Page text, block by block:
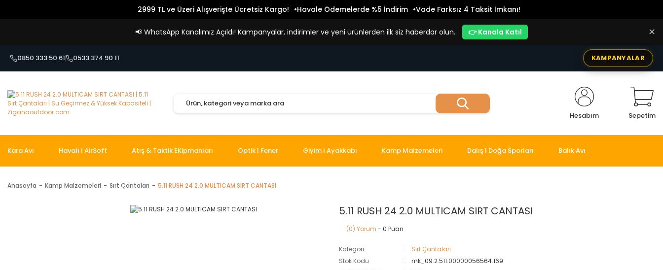
2999 TL ve Üzeri Alışverişte Ücretsiz Kargo! Havale Ödemelerde %5 İndirim Vade Farksız 4 Taksit İmkanı!
📢 WhatsApp Kanalımız Açıldı! Kampanyalar, indirimler ve yeni ürünlerden ilk siz haberdar olun. 👉 Kanala Katıl ✕
0850 333 50 61 0533 374 90 11 KAMPANYALAR
Hesabım Sepetim
Kara Avı Havalı I AirSoft Atış & Taktik EKipmanları Optik | Fener Giyim I Ayakkabı Kamp Malzemeleri Dalış | Doğa Sporları Balık Avı
Anasayfa Kamp Malzemeleri Sırt Çantaları 5.11 RUSH 24 2.0 MULTICAM SIRT CANTASI
5.11 RUSH 24 2.0 MULTICAM SIRT CANTASI
(0) Yorum - 0 Puan
Kategori
Sırt Çantaları
Stok Kodu
mk_09.2.511.00000056564.169